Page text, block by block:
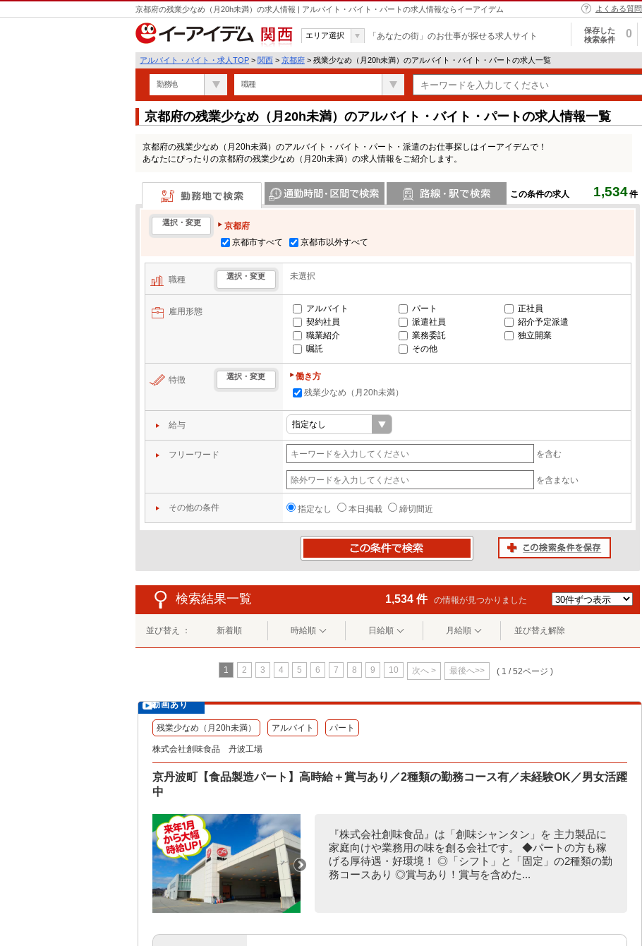
京都府の残業少なめ（月20h未満）の求人情報 | アルバイト・バイト・パートの求人情報ならイーアイデム よくある質問
関西
エリア選択 「あなたの街」のお仕事が探せる求人サイト
保存した
検索条件
0
アルバイト・バイト・求人TOP > 関西 > 京都府 > 残業少なめ（月20h未満）のアルバイト・バイト・パートの求人一覧
勤務地 職種
京都府の残業少なめ（月20h未満）のアルバイト・バイト・パートの求人情報一覧
京都府の残業少なめ（月20h未満）のアルバイト・バイト・パート・派遣のお仕事探しはイーアイデムで！
あなたにぴったりの京都府の残業少なめ（月20h未満）の求人情報をご紹介します。
この条件の求人 1,534件
勤務地で検索
選択・変更
京都府
京都市すべて
京都市以外すべて
職種 選択・変更 未選択
雇用形態 アルバイト パート
正社員
契約社員
派遣社員
紹介予定派遣
職業紹介
業務委託
独立開業
嘱託
その他
特徴 選択・変更
働き方
残業少なめ（月20h未満）
給与
フリーワード を含む
を含まない
その他の条件 指定なし 本日掲載 締切間近
検索結果一覧 1,534 件 の情報が見つかりました
並び替え ： 新着順 時給順 日給順 月給順 並び替え解除
1 2 3 4 5 6 7 8 9 10 次へ > 最後へ>> ( 1 / 52ページ )
動画あり
残業少なめ（月20h未満） アルバイト パート
株式会社創味食品 丹波工場
京丹波町【食品製造パート】高時給＋賞与あり／2種類の勤務コース有／未経験OK／男女活躍
中
『株式会社創味食品』は「創味シャンタン」を 主力製品に
家庭向けや業務用の味を創る会社です。 ◆パートの方も稼
げる厚待遇・好環境！ ◎「シフト」と「固定」の2種類の勤
務コースあり ◎賞与あり！賞与を含めた...